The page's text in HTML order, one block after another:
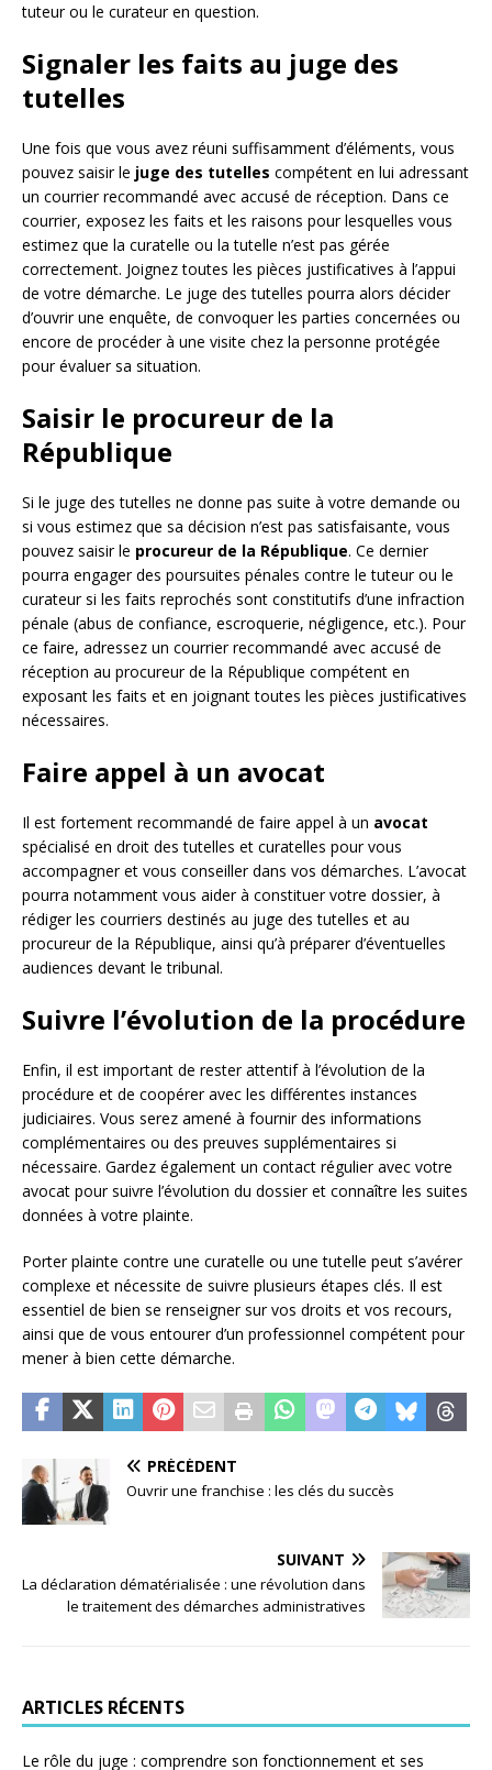
tuteur ou le curateur en question.
Signaler les faits au juge des
tutelles
Une fois que vous avez réuni suffisamment d’éléments, vous
pouvez saisir le juge des tutelles compétent en lui adressant
un courrier recommandé avec accusé de réception. Dans ce
courrier, exposez les faits et les raisons pour lesquelles vous
estimez que la curatelle ou la tutelle n’est pas gérée
correctement. Joignez toutes les pièces justificatives à l’appui
de votre démarche. Le juge des tutelles pourra alors décider
d’ouvrir une enquête, de convoquer les parties concernées ou
encore de procéder à une visite chez la personne protégée
pour évaluer sa situation.
Saisir le procureur de la
République
Si le juge des tutelles ne donne pas suite à votre demande ou
si vous estimez que sa décision n’est pas satisfaisante, vous
pouvez saisir le procureur de la République. Ce dernier
pourra engager des poursuites pénales contre le tuteur ou le
curateur si les faits reprochés sont constitutifs d’une infraction
pénale (abus de confiance, escroquerie, négligence, etc.). Pour
ce faire, adressez un courrier recommandé avec accusé de
réception au procureur de la République compétent en
exposant les faits et en joignant toutes les pièces justificatives
nécessaires.
Faire appel à un avocat
Il est fortement recommandé de faire appel à un avocat
spécialisé en droit des tutelles et curatelles pour vous
accompagner et vous conseiller dans vos démarches. L’avocat
pourra notamment vous aider à constituer votre dossier, à
rédiger les courriers destinés au juge des tutelles et au
procureur de la République, ainsi qu’à préparer d’éventuelles
audiences devant le tribunal.
Suivre l’évolution de la procédure
Enfin, il est important de rester attentif à l’évolution de la
procédure et de coopérer avec les différentes instances
judiciaires. Vous serez amené à fournir des informations
complémentaires ou des preuves supplémentaires si
nécessaire. Gardez également un contact régulier avec votre
avocat pour suivre l’évolution du dossier et connaître les suites
données à votre plainte.
Porter plainte contre une curatelle ou une tutelle peut s’avérer
complexe et nécessite de suivre plusieurs étapes clés. Il est
essentiel de bien se renseigner sur vos droits et vos recours,
ainsi que de vous entourer d’un professionnel compétent pour
mener à bien cette démarche.
PRÉCÉDENT
Ouvrir une franchise : les clés du succès
SUIVANT
La déclaration dématérialisée : une révolution dans
le traitement des démarches administratives
ARTICLES RÉCENTS
Le rôle du juge : comprendre son fonctionnement et ses